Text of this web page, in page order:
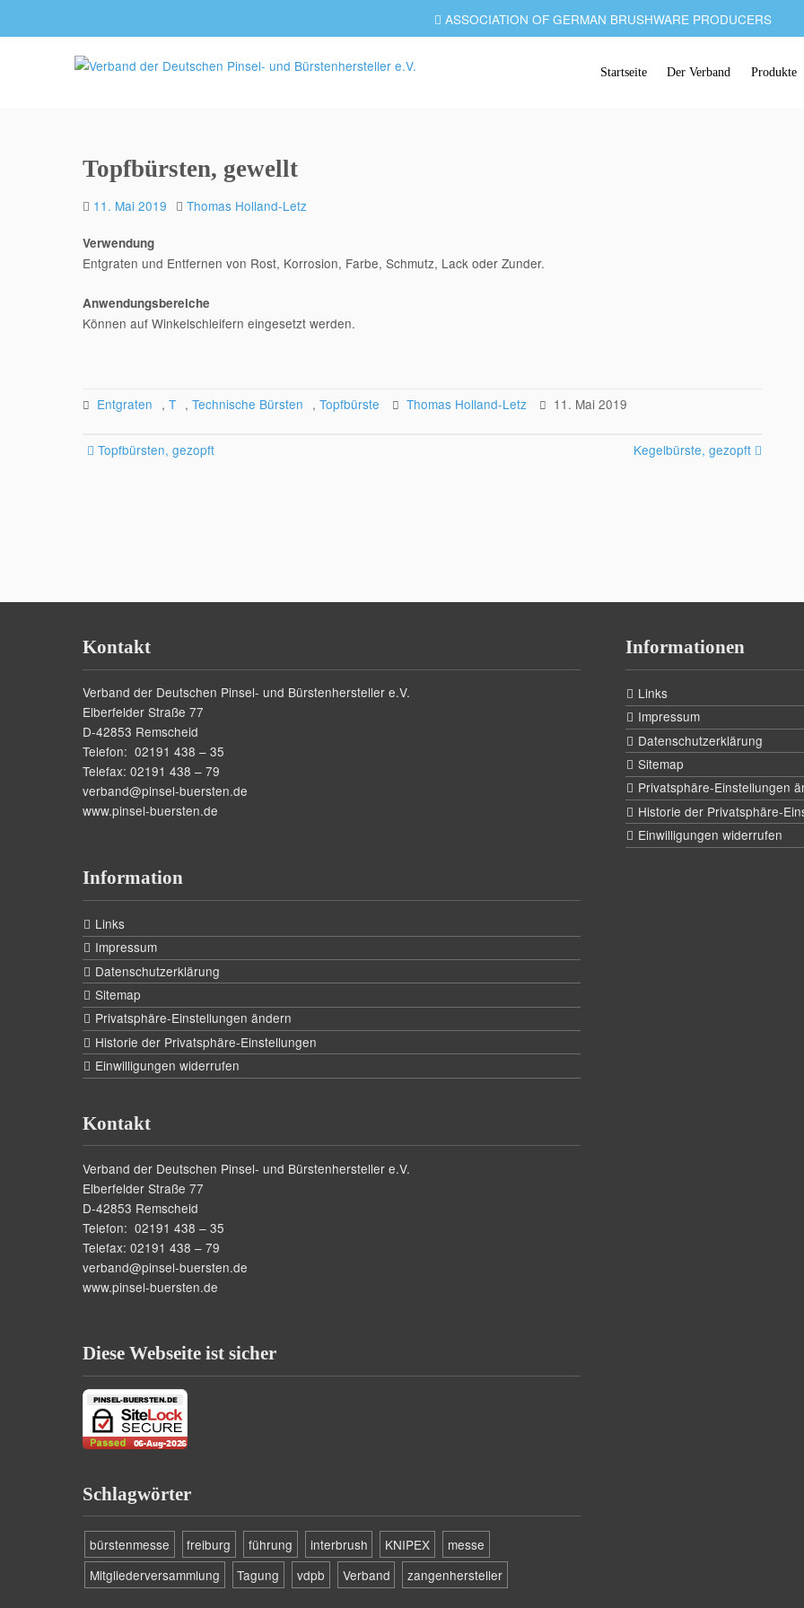
ASSOCIATION OF GERMAN BRUSHWARE PRODUCERS
Startseite Der Verband Produkte
Topfbürsten, gewellt
11. Mai 2019 Thomas Holland-Letz
Verwendung
Entgraten und Entfernen von Rost, Korrosion, Farbe, Schmutz, Lack oder Zunder.
Anwendungsbereiche
Können auf Winkelschleifern eingesetzt werden.
Entgraten , T , Technische Bürsten , Topfbürste Thomas Holland-Letz 11. Mai 2019
Post
Topfbürsten, gezopft Kegelbürste, gezopft
Kontakt
Verband der Deutschen Pinsel- und Bürstenhersteller e.V.
Elberfelder Straße 77
D-42853 Remscheid
Telefon: 02191 438 – 35
Telefax: 02191 438 – 79
verband@pinsel-buersten.de
www.pinsel-buersten.de
Information
Links
Impressum
Datenschutzerklärung
Sitemap
Privatsphäre-Einstellungen ändern
Historie der Privatsphäre-Einstellungen
Einwilligungen widerrufen
Kontakt
Verband der Deutschen Pinsel- und Bürstenhersteller e.V.
Elberfelder Straße 77
D-42853 Remscheid
Telefon: 02191 438 – 35
Telefax: 02191 438 – 79
verband@pinsel-buersten.de
www.pinsel-buersten.de
Diese Webseite ist sicher
Schlagwörter
bürstenmesse freiburg führung interbrush KNIPEX
messe
Mitgliederversammlung
Tagung vdpb Verband zangenhersteller
Informationen
Links
Impressum
Datenschutzerklärung
Sitemap
Privatsphäre-Einstellungen
Historie der Privatsphäre-
Einwilligungen widerrufen